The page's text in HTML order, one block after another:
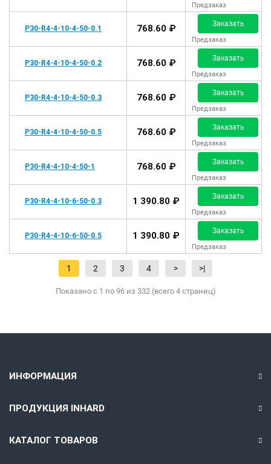
Предзаказ
P30-R4-4-10-4-50-0.1 768.60 ₽
Заказать
Предзаказ
P30-R4-4-10-4-50-0.2 768.60 ₽
Заказать
Предзаказ
P30-R4-4-10-4-50-0.3 768.60 ₽
Заказать
Предзаказ
P30-R4-4-10-4-50-0.5 768.60 ₽
Заказать
Предзаказ
P30-R4-4-10-4-50-1 768.60 ₽
Заказать
Предзаказ
P30-R4-4-10-6-50-0.3 1 390.80 ₽
Заказать
Предзаказ
P30-R4-4-10-6-50-0.5 1 390.80 ₽
Заказать
Предзаказ
1 2 3 4 > >|
Показано с 1 по 96 из 332 (всего 4 страниц)
ИНФОРМАЦИЯ
ПРОДУКЦИЯ INHARD
КАТАЛОГ ТОВАРОВ